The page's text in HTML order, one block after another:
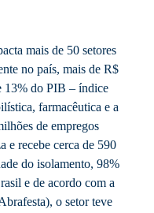
mais de 50 setores
no país, mais de R$
13% do PIB – índice
farmacêutica e a
de empregos
e recebe cerca de 590
do isolamento, 98%
e de acordo com a
o setor teve